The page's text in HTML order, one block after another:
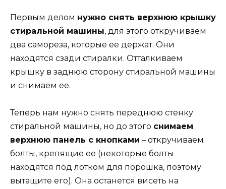
Первым делом нужно снять верхнюю крышку
стиральной машины, для этого откручиваем
два самореза, которые ее держат. Они
находятся сзади стиралки. Отталкиваем
крышку в заднюю сторону стиральной машины
и снимаем ее.
Теперь нам нужно снять переднюю стенку
стиральной машины, но до этого снимаем
верхнюю панель с кнопками – откручиваем
болты, крепящие ее (некоторые болты
находятся под лотком для порошка, поэтому
вытащите его). Она останется висеть на